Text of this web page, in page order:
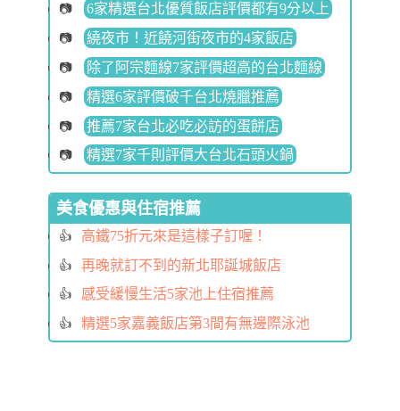
6家精選台北優質飯店評價都有9分以上
繞夜市！近饒河街夜市的4家飯店
除了阿宗麵線7家評價超高的台北麵線
精選6家評價破千台北燒臘推薦
推薦7家台北必吃必訪的蛋餅店
精選7家千則評價大台北石頭火鍋
美食優惠與住宿推薦
高鐵75折元來是這樣子訂喔！
再晚就訂不到的新北耶誕城飯店
感受緩慢生活5家池上住宿推薦
精選5家嘉義飯店第3間有無邊際泳池